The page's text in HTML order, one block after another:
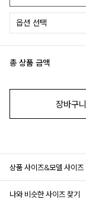
총 상품 금액
장바구니
상품 사이즈&모델 사이즈
나와 비슷한 사이즈 찾기